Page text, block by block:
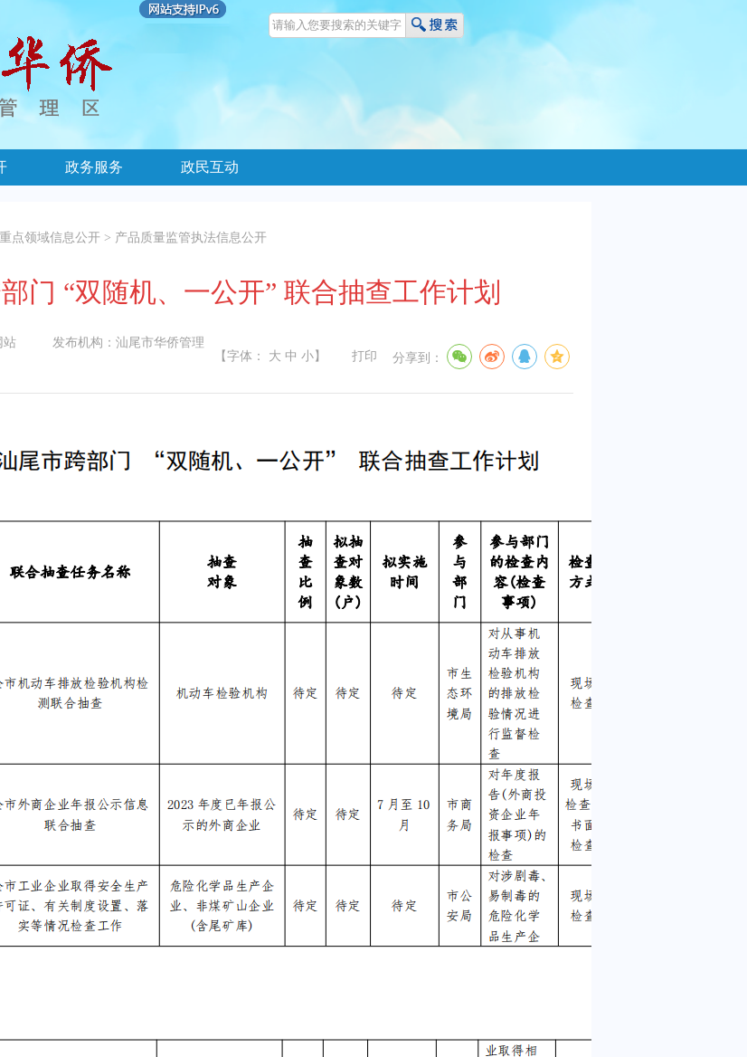
政务服务 政民互动
重点领域信息公开 > 产品质量监管执法信息公开
门 “双随机、一公开” 联合抽查工作计划
站 发布机构： 汕尾市华侨管理
【字体： 大 中 小 】 打印 分享到：